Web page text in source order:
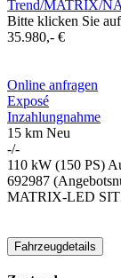
Bitte klicken Sie
35.980,- €
Online anfragen
Exposé
Inzahlungnahme
15 km Neu
-/-
110 kW (150 PS)
692987
MATRIX-LED
Fahrzeugdetails